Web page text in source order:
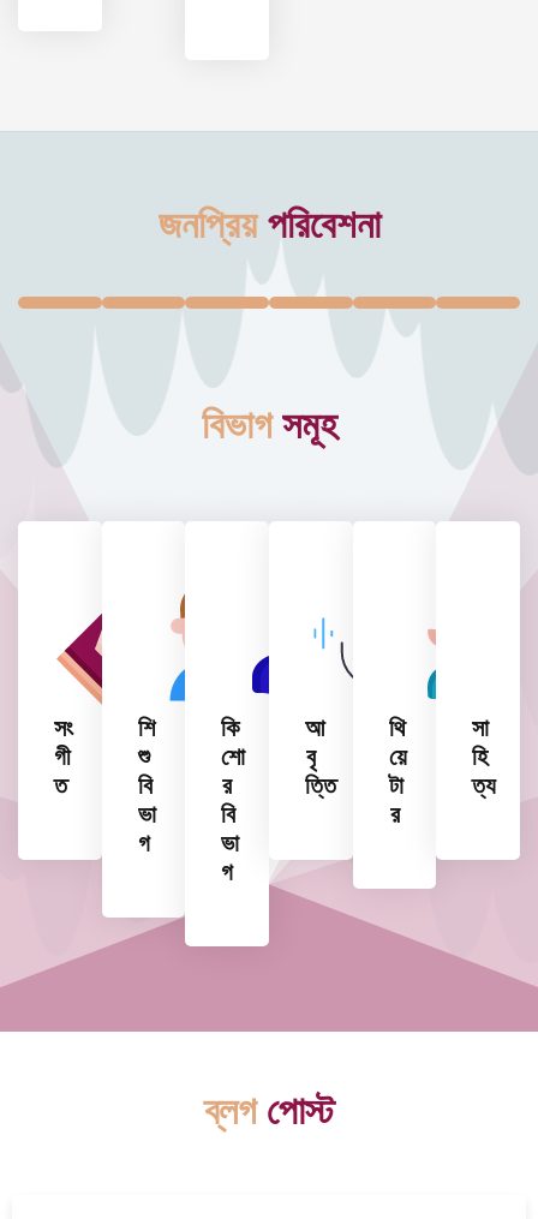
জনপ্রিয় পরিবেশনা
বিভাগ সমূহ
সং
গী
ত
শি
শু
বি
ভা
গ
কি
শো
র
বি
ভা
গ
আ
বৃ
ত্তি
থি
য়ে
টা
র
সা
হি
ত্য
ব্লগ পোস্ট